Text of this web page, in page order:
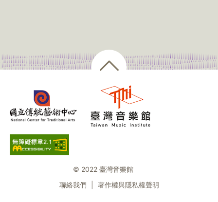
© 2022 臺灣音樂館
聯絡我們
著作權與隱私權聲明